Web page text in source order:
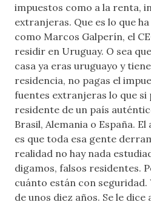
impuestos como a la renta,
extranjeras. Que es lo que
como Marcos Galperín, el
residir en Uruguay. O sea
casa ya eras uruguayo y
residencia, no pagas el
fuentes extranjeras lo que si
residente de un país
Brasil, Alemania o España.
es que toda esa gente
realidad no hay nada
digamos, falsos residentes.
cuánto están con seguridad.
de unos diez años. Se le